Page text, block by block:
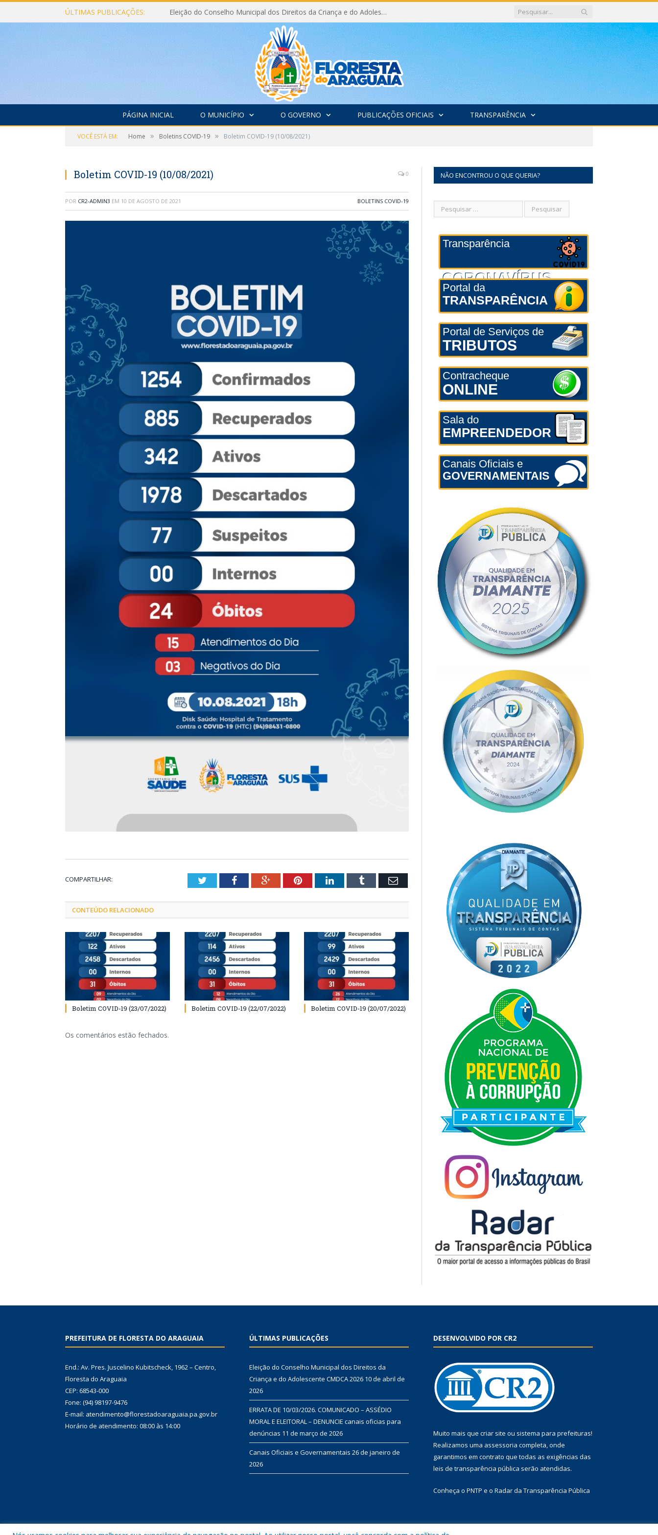
ÚLTIMAS PUBLICAÇÕES: Eleição do Conselho Municipal dos Direitos da Criança e do Adolescente CMDCA 2026
PÁGINA INICIAL O MUNICÍPIO O GOVERNO PUBLICAÇÕES OFICIAIS TRANSPARÊNCIA
VOCÊ ESTÁ EM: Home » Boletins COVID-19 » Boletim COVID-19 (10/08/2021)
Boletim COVID-19 (10/08/2021) 0
POR CR2-ADMIN3 EM 10 DE AGOSTO DE 2021 BOLETINS COVID-19
COMPARTILHAR: TwitterFacebookGoogle+PinterestLinkedInTumblr Email
CONTEÚDO RELACIONADO
Boletim COVID-19 (23/07/2022) Boletim COVID-19 (22/07/2022) Boletim COVID-19 (20/07/2022)
Os comentários estão fechados.
NÃO ENCONTROU O QUE QUERIA?
Transparência
CORONAVÍRUS
Portal da
TRANSPARÊNCIA
Portal de Serviços de
TRIBUTOS
Contracheque
ONLINE
Sala do
EMPREENDEDOR
Canais Oficiais e
GOVERNAMENTAIS
PREFEITURA DE FLORESTA DO ARAGUAIA
End.: Av. Pres. Juscelino Kubitscheck, 1962 – Centro,
Floresta do Araguaia
CEP: 68543-000
Fone: (94) 98197-9476
E-mail: atendimento@florestadoaraguaia.pa.gov.br
Horário de atendimento: 08:00 às 14:00
ÚLTIMAS PUBLICAÇÕES
Eleição do Conselho Municipal dos Direitos da
Criança e do Adolescente CMDCA 2026 10 de abril de
2026
ERRATA DE 10/03/2026. COMUNICADO – ASSÉDIO
MORAL E ELEITORAL – DENUNCIE canais oficias para
denúncias 11 de março de 2026
Canais Oficiais e Governamentais 26 de janeiro de
2026
DESENVOLVIDO POR CR2
Muito mais que criar site ou sistema para prefeituras!
Realizamos uma assessoria completa, onde
garantimos em contrato que todas as exigências das
leis de transparência pública serão atendidas.
Conheça o PNTP e o Radar da Transparência Pública